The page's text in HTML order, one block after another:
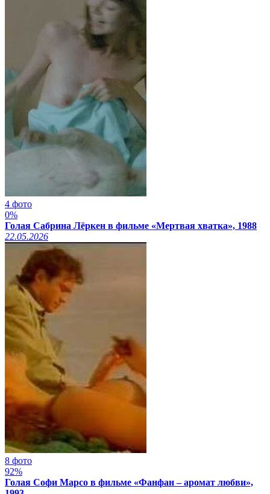
4 фото
0%
Голая Сабрина Лёркен в фильме «Мертвая хватка», 1988
22.05.2026
8 фото
92%
Голая Софи Марсо в фильме «Фанфан – аромат любви»,